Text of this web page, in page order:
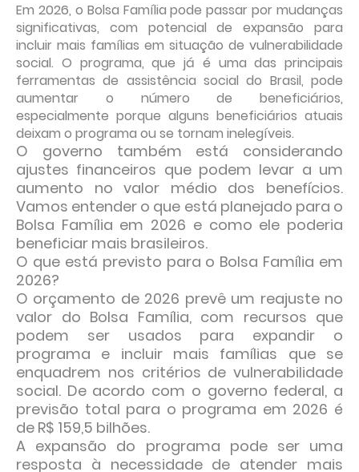
Em 2026, o Bolsa Família pode passar por mudanças
significativas, com potencial de expansão para
incluir mais famílias em situação de vulnerabilidade
social. O programa, que já é uma das principais
ferramentas de assistência social do Brasil, pode
aumentar o número de beneficiários,
especialmente porque alguns beneficiários atuais
deixam o programa ou se tornam inelegíveis.
O governo também está considerando
ajustes financeiros que podem levar a um
aumento no valor médio dos benefícios.
Vamos entender o que está planejado para o
Bolsa Família em 2026 e como ele poderia
beneficiar mais brasileiros.
O que está previsto para o Bolsa Família em
2026?
O orçamento de 2026 prevê um reajuste no
valor do Bolsa Família, com recursos que
podem ser usados para expandir o
programa e incluir mais famílias que se
enquadrem nos critérios de vulnerabilidade
social. De acordo com o governo federal, a
previsão total para o programa em 2026 é
de R$ 159,5 bilhões.
A expansão do programa pode ser uma
resposta à necessidade de atender mais